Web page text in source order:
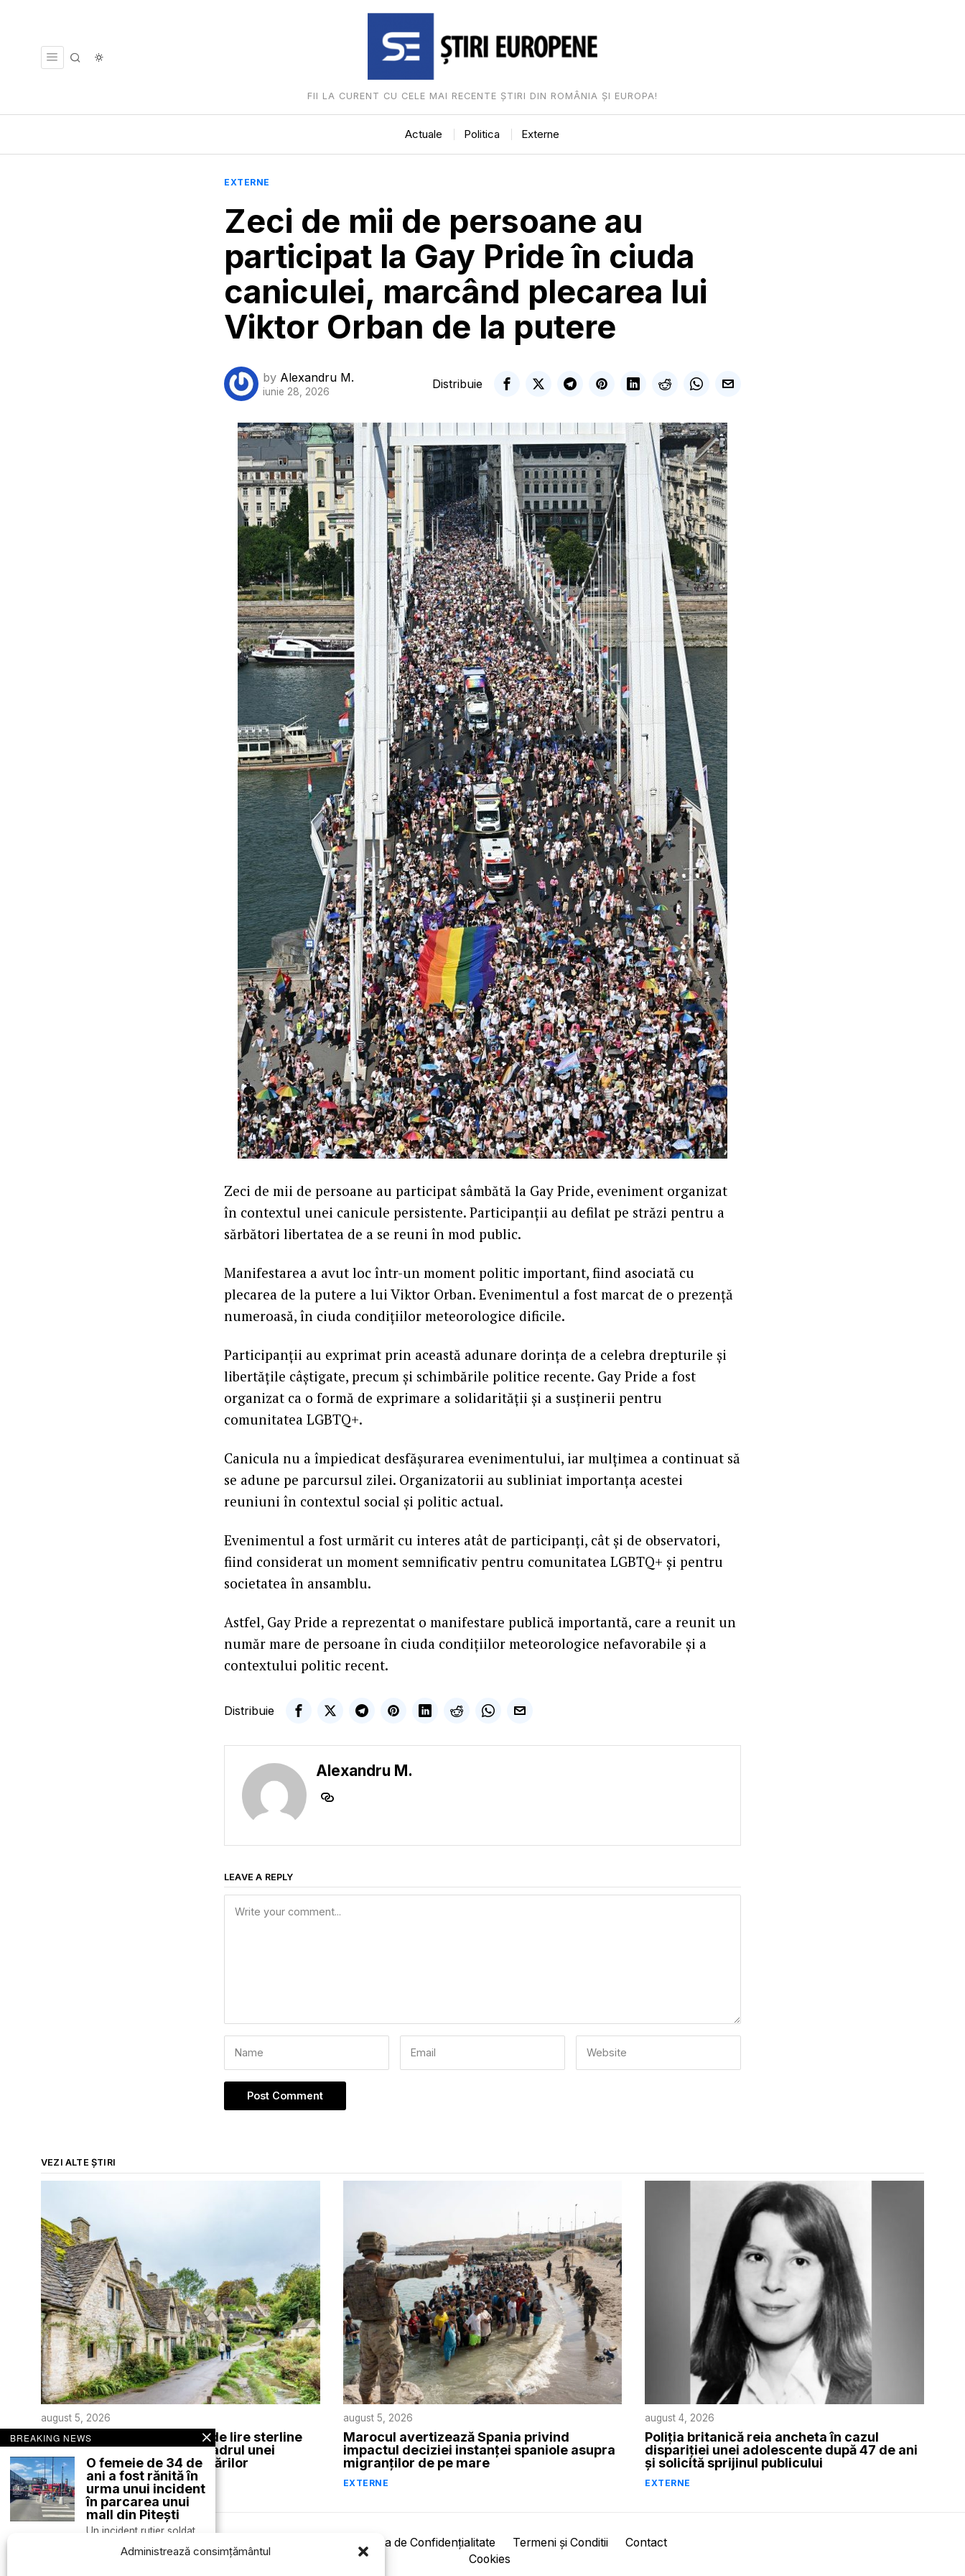
Administrează consimțământul
FII LA CURENT CU CELE MAI RECENTE ȘTIRI DIN ROMÂNIA ȘI EUROPA!
Actuale Politica Externe
EXTERNE
Zeci de mii de persoane au
participat la Gay Pride în ciuda
caniculei, marcând plecarea lui
Viktor Orban de la putere
by Alexandru M.
iunie 28, 2026
Distribuie
Zeci de mii de persoane au participat sâmbătă la Gay Pride, eveniment organizat
în contextul unei canicule persistente. Participanții au defilat pe străzi pentru a
sărbători libertatea de a se reuni în mod public.
Manifestarea a avut loc într-un moment politic important, fiind asociată cu
plecarea de la putere a lui Viktor Orban. Evenimentul a fost marcat de o prezență
numeroasă, în ciuda condițiilor meteorologice dificile.
Participanții au exprimat prin această adunare dorința de a celebra drepturile și
libertățile câștigate, precum și schimbările politice recente. Gay Pride a fost
organizat ca o formă de exprimare a solidarității și a susținerii pentru
comunitatea LGBTQ+.
Canicula nu a împiedicat desfășurarea evenimentului, iar mulțimea a continuat să
se adune pe parcursul zilei. Organizatorii au subliniat importanța acestei
reuniuni în contextul social și politic actual.
Evenimentul a fost urmărit cu interes atât de participanți, cât și de observatori,
fiind considerat un moment semnificativ pentru comunitatea LGBTQ+ și pentru
societatea în ansamblu.
Astfel, Gay Pride a reprezentat o manifestare publică importantă, care a reunit un
număr mare de persoane în ciuda condițiilor meteorologice nefavorabile și a
contextului politic recent.
Distribuie
Alexandru M.
LEAVE A REPLY
VEZI ALTE ȘTIRI
august 5, 2026
Amenzi de până la 45.000 de lire sterline
aplicate în satul Bibury în cadrul unei
campanii de control al parcărilor
EXTERNE
august 5, 2026
Marocul avertizează Spania privind
impactul deciziei instanței spaniole asupra
migranților de pe mare
EXTERNE
august 4, 2026
Poliția britanică reia ancheta în cazul
dispariției unei adolescente după 47 de ani
și solicită sprijinul publicului
EXTERNE
Politica de Confidențialitate Termeni și Conditii
Contact
Cookies
BREAKING NEWS
O femeie de 34 de
ani a fost rănită în
urma unui incident
în parcarea unui
mall din Pitești
Un incident rutier soldat